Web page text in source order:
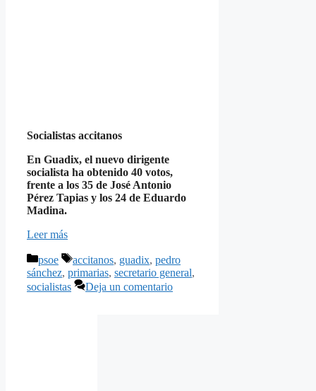
Socialistas accitanos
En Guadix, el nuevo dirigente
socialista ha obtenido 40 votos,
frente a los 35 de José Antonio
Pérez Tapias y los 24 de Eduardo
Madina.
Leer más
Categorías
psoe Etiquetas
accitanos, guadix, pedro
sánchez, primarias, secretario general,
socialistas
Deja un comentario